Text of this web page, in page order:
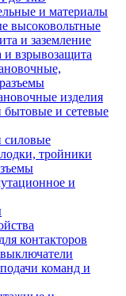
и материалы
высоковольтные
и заземление
взрывозащита
изделия
бытовые и сетевые
силовые
тройники
и
контакторов
команд и